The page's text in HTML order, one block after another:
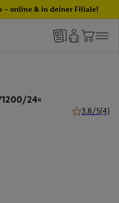
– online & in deiner Filiale!
24«
3.8/5(4)